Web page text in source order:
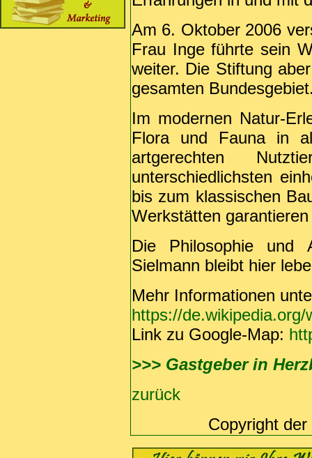
Am 6. Oktober 2006
Frau Inge führte sein
weiter. Die Stiftung
gesamten
Im modernen Natur-
Flora und Fauna in
artgerechten
unterschiedlichsten
bis zum klassischen
Werkstätten
Die Philosophie und
Sielmann bleibt hier
Mehr Informationen
https://de.wikipedia.org/
Link zu Google-Map:
>>> Gastgeber in
zurück
Copyright